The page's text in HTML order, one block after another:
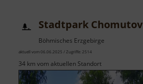
Stadtpark Chomutov
Böhmisches Erzgebirge
aktuell vom 06.06.2025 / Zugriffe: 2514
34 km vom aktuellen Standort